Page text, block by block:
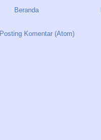
Beranda
Posting Komentar (Atom)